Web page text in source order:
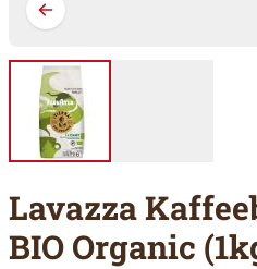
Lavazza
BIO Organic